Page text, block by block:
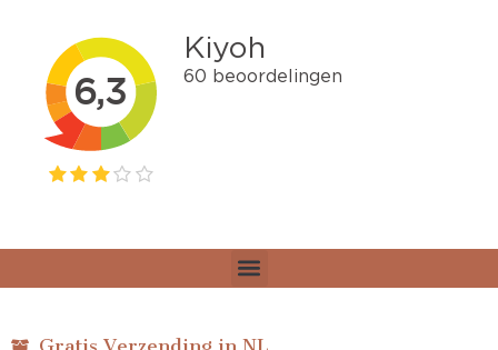
Gratis Verzending in NL